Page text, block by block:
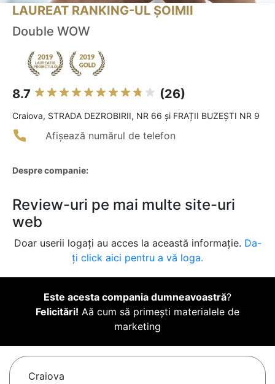
LAUREAT RANKING-UL ȘOIMII
Double WOW
8.7 (26)
Craiova, STRADA DEZROBIRII, NR 66 și FRAȚII BUZEȘTI NR 9
Afișează numărul de telefon
Despre companie:
Review-uri pe mai multe site-uri
web
Doar userii logați au acces la această informație. Da-
ți click aici pentru a vă loga.
Este acesta compania dumneavoastră?
Felicitări! Aă cum să primești materialele de
marketing
Craiova